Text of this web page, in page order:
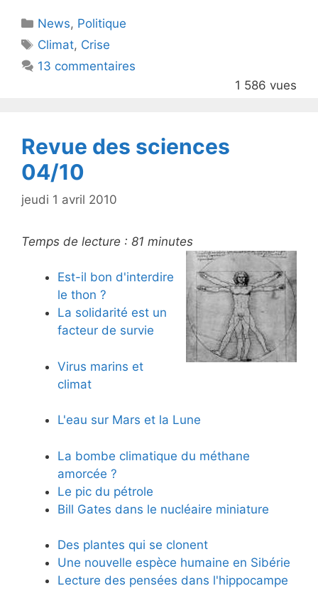
er e
b
o
Catégories
News, Politique
Étiquettes
Climat, Crise
13 commentaires
1 586 vues
Revue des sciences
04/10
jeudi 1 avril 2010
Temps de lecture : 81 minutes
Est-il bon d'interdire
le thon ?
La solidarité est un
facteur de survie
Virus marins et
climat
L'eau sur Mars et la Lune
La bombe climatique du méthane
amorcée ?
Le pic du pétrole
Bill Gates dans le nucléaire miniature
Des plantes qui se clonent
Une nouvelle espèce humaine en Sibérie
Lecture des pensées dans l'hippocampe